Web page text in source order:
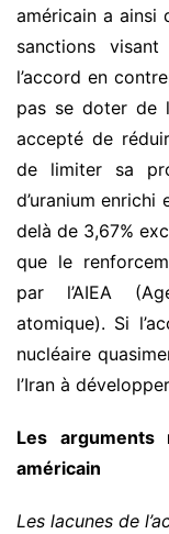
américain a ainsi
sanctions
l’accord en
pas se doter de
accepté de
de limiter sa
d’uranium enrichi
delà de 3,67%
que le
par l’AIEA
atomique). Si
nucléaire
l’Iran à
Les
américain
Les lacunes de